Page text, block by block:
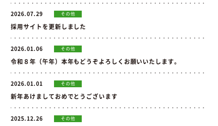
2026.07.29 その他
採用サイトを更新しました
2026.01.06 その他
令和８年（午年）本年もどうぞよろしくお願いいたします。
2026.01.01 その他
新年あけましておめでとうございます
2025.12.26 その他